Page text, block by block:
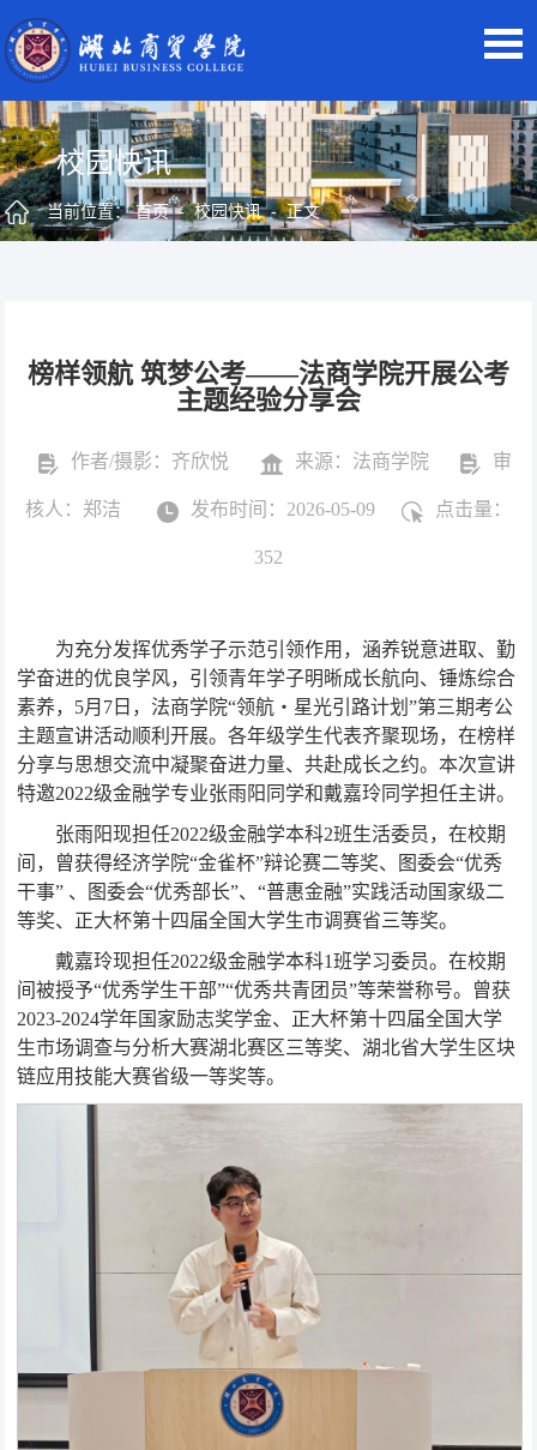
校园快讯
当前位置：首页-校园快讯- 正文
榜样领航 筑梦公考——法商学院开展公考
主题经验分享会
作者/摄影：齐欣悦 来源：法商学院 审
核人：郑洁 发布时间：2026-05-09 点击量：
352
为充分发挥优秀学子示范引领作用，涵养锐意进取、勤
学奋进的优良学风，引领青年学子明晰成长航向、锤炼综合
素养，5月7日，法商学院“领航・星光引路计划”第三期考公
主题宣讲活动顺利开展。各年级学生代表齐聚现场，在榜样
分享与思想交流中凝聚奋进力量、共赴成长之约。本次宣讲
特邀2022级金融学专业张雨阳同学和戴嘉玲同学担任主讲。
张雨阳现担任2022级金融学本科2班生活委员，在校期
间，曾获得经济学院“金雀杯”辩论赛二等奖、图委会“优秀
干事” 、图委会“优秀部长”、“普惠金融”实践活动国家级二
等奖、正大杯第十四届全国大学生市调赛省三等奖。
戴嘉玲现担任2022级金融学本科1班学习委员。在校期
间被授予“优秀学生干部”“优秀共青团员”等荣誉称号。曾获
2023-2024学年国家励志奖学金、正大杯第十四届全国大学
生市场调查与分析大赛湖北赛区三等奖、湖北省大学生区块
链应用技能大赛省级一等奖等。